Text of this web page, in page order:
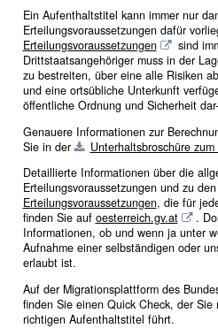
Ein Aufenthaltstitel kann immer nur
Erteilungsvoraussetzungen dafür
Erteilungsvoraussetzungen
sind
Drittstaatsangehöriger muss in der
zu bestreiten, über eine alle Risiken
und eine ortsübliche Unterkunft
öffentliche Ordnung und Sicherheit
Genauere Informationen zur
Sie in der
Unterhaltsbroschüre zum
Detaillierte Informationen über die
Erteilungsvoraussetzungen und zu den
Erteilungsvoraussetzungen, die für
finden Sie auf oesterreich.gv.at
.
Informationen, ob und wenn ja unter
Aufnahme einer selbständigen oder
erlaubt ist.
Auf der Migrationsplattform des
finden Sie einen Quick Check, der
richtigen Aufenthaltstitel führt.